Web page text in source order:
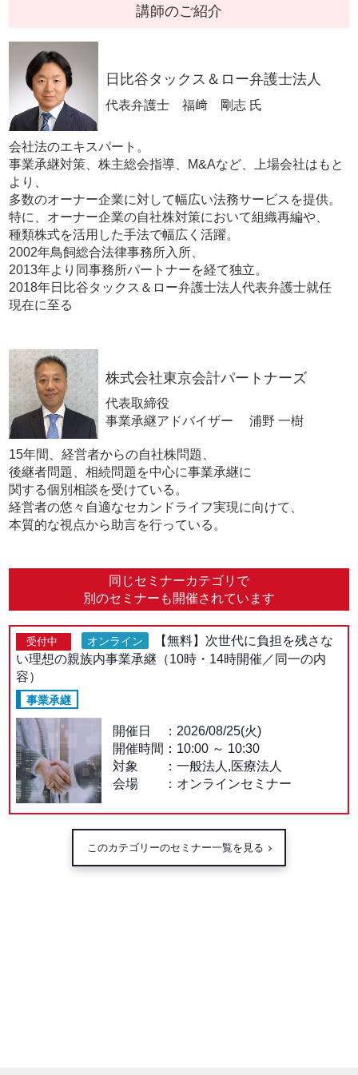
講師のご紹介
日比谷タックス＆ロー弁護士法人
代表弁護士 福﨑 剛志 氏
会社法のエキスパート。
事業承継対策、株主総会指導、M&Aなど、上場会社はもと
より、
多数のオーナー企業に対して幅広い法務サービスを提供。
特に、オーナー企業の自社株対策において組織再編や、
種類株式を活用した手法で幅広く活躍。
2002年鳥飼総合法律事務所入所、
2013年より同事務所パートナーを経て独立。
2018年日比谷タックス＆ロー弁護士法人代表弁護士就任
現在に至る
株式会社東京会計パートナーズ
代表取締役
事業承継アドバイザー 浦野 一樹
15年間、経営者からの自社株問題、
後継者問題、相続問題を中心に事業承継に
関する個別相談を受けている。
経営者の悠々自適なセカンドライフ実現に向けて、
本質的な視点から助言を行っている。
同じセミナーカテゴリで
別のセミナーも開催されています
受付中 オンライン
【無料】次世代に負担を残さな
い理想の親族内事業承継（10時・14時開催／同一の内
容）
事業承継
開催日
2026/08/25(火)
開催時間： 10:00～ 10:30
対象
一般法人,医療法人
会場
オンラインセミナー
このカテゴリーのセミナー一覧を見る